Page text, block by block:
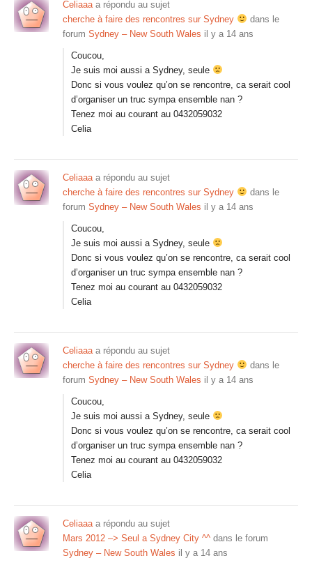
Celiaaaa répondu au sujet
cherche à faire des rencontres sur Sydney
dans le
forum Sydney – New South Wales il y a 14 ans
Coucou,
Je suis moi aussi a Sydney, seule
Donc si vous voulez qu’on se rencontre, ca serait cool
d’organiser un truc sympa ensemble nan ?
Tenez moi au courant au 0432059032
Celia
Celiaaaa répondu au sujet
cherche à faire des rencontres sur Sydney
dans le
forum Sydney – New South Wales il y a 14 ans
Coucou,
Je suis moi aussi a Sydney, seule
Donc si vous voulez qu’on se rencontre, ca serait cool
d’organiser un truc sympa ensemble nan ?
Tenez moi au courant au 0432059032
Celia
Celiaaaa répondu au sujet
cherche à faire des rencontres sur Sydney
dans le
forum Sydney – New South Wales il y a 14 ans
Coucou,
Je suis moi aussi a Sydney, seule
Donc si vous voulez qu’on se rencontre, ca serait cool
d’organiser un truc sympa ensemble nan ?
Tenez moi au courant au 0432059032
Celia
Celiaaaa répondu au sujet
Mars 2012 –> Seul a Sydney City ^^ dans le forum
Sydney – New South Wales il y a 14 ans